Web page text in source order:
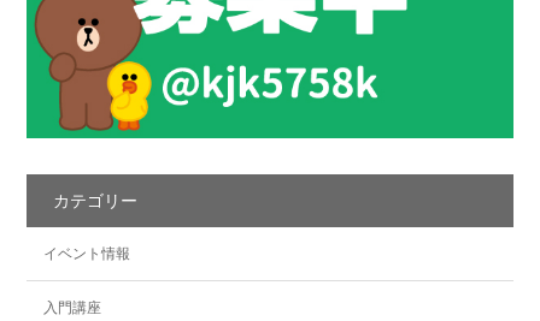
カテゴリー
イベント情報
入門講座